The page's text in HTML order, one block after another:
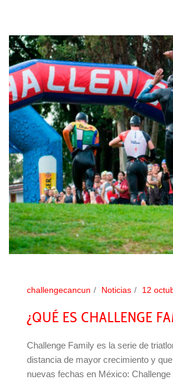
challengecancun Noticias 12
¿QUÉ ES CHALLENGE
Challenge Family es la serie de
distancia de mayor crecimiento y
nuevas fechas en México: